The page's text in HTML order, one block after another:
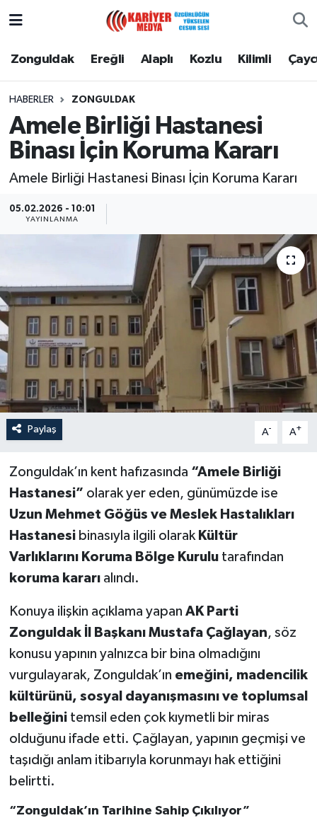
Zonguldak Ereğli Alaplı Kozlu Kilimli
HABERLER ZONGULDAK
Amele Birliği Hastanesi
Binası İçin Koruma Kararı
Amele Birliği Hastanesi Binası İçin Koruma Kararı
05.02.2026 - 10:01
YAYINLANMA
Paylaş A- A+
Zonguldak’ın kent hafızasında “Amele Birliği
Hastanesi” olarak yer eden, günümüzde ise
Uzun Mehmet Göğüs ve Meslek Hastalıkları
Hastanesibinasıyla ilgili olarak Kültür
Varlıklarını Koruma Bölge Kurulutarafından
koruma kararıalındı.
Konuya ilişkin açıklama yapan AK Parti
Zonguldak İl Başkanı Mustafa Çağlayan, söz
konusu yapının yalnızca bir bina olmadığını
vurgulayarak, Zonguldak’ın emeğini, madencilik
kültürünü, sosyal dayanışmasını ve toplumsal
belleğinitemsil eden çok kıymetli bir miras
olduğunu ifade etti. Çağlayan, yapının geçmişi ve
taşıdığı anlam itibarıyla korunmayı hak ettiğini
belirtti.
“Zonguldak’ın Tarihine Sahip Çıkılıyor”
Zonguldak
Alaplı
Kozlu
Çaycuma
Devrek
Özel
Mesaj
Dergim
Zonguldak Nöbetçi Eczaneler
Zonguldak Namaz Vakitleri
Zonguldak Trafik Yoğunluk Haritası
Tüm Manşetler
Son Dakika Haberleri
Haber Arşivi